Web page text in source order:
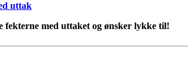
uttak
fekterne med uttaket og ønsker lykke til!